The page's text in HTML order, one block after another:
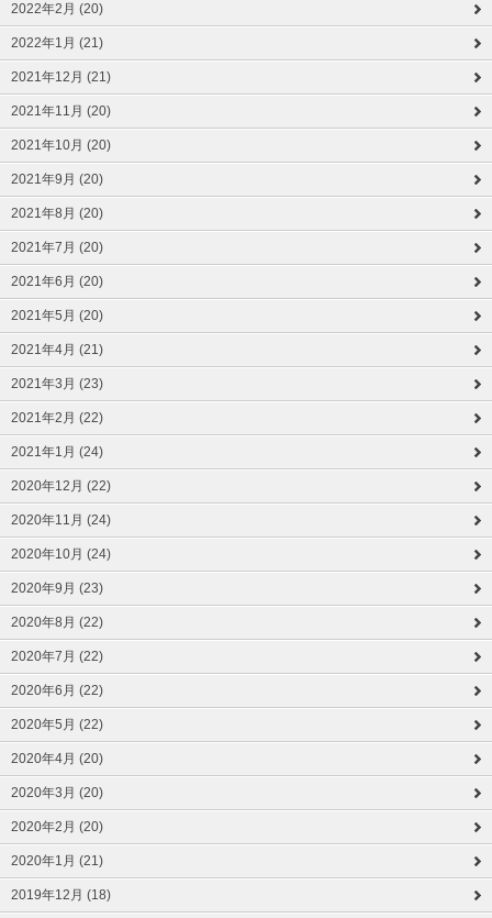
2022年2月 (20)
2022年1月 (21)
2021年12月 (21)
2021年11月 (20)
2021年10月 (20)
2021年9月 (20)
2021年8月 (20)
2021年7月 (20)
2021年6月 (20)
2021年5月 (20)
2021年4月 (21)
2021年3月 (23)
2021年2月 (22)
2021年1月 (24)
2020年12月 (22)
2020年11月 (24)
2020年10月 (24)
2020年9月 (23)
2020年8月 (22)
2020年7月 (22)
2020年6月 (22)
2020年5月 (22)
2020年4月 (20)
2020年3月 (20)
2020年2月 (20)
2020年1月 (21)
2019年12月 (18)